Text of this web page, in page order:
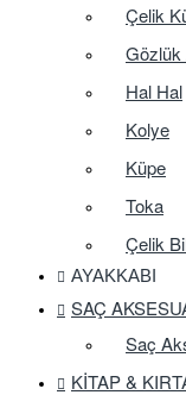
Çelik
Hal Hal
Kolye
Küpe
Toka
Çelik
AYAKKABI
SAÇ
Saç
KITAP &